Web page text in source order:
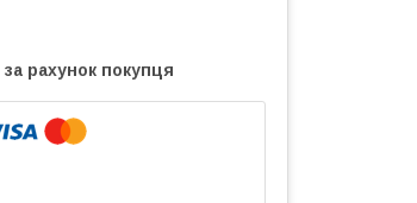
за рахунок покупця